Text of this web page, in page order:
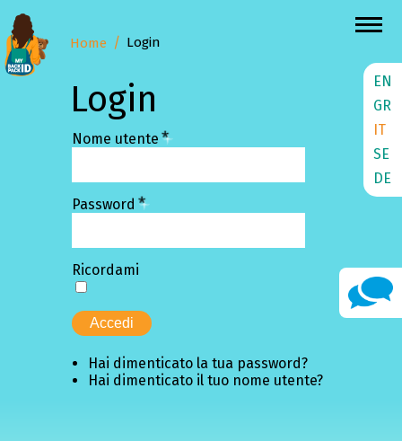
EN
GR
IT
SE
DE
Home Login
Login
Nome utente*
Password *
Ricordami
Accedi
Hai dimenticato la tua password?
Hai dimenticato il tuo nome utente?